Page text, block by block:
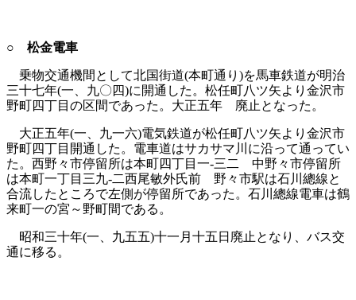
○ 松金電車
乗物交通機間として北国街道(本町通り)を馬車鉄道が明治
三十七年(一、九〇四)に開通した。松任町八ツ矢より金沢市
野町四丁目の区間であった。大正五年 廃止となった。
大正五年(一、九一六)電気鉄道が松任町八ツ矢より金沢市
野町四丁目開通した。電車道はサカサマ川に沿って通ってい
た。西野々市停留所は本町四丁目一‐三二 中野々市停留所
は本町一丁目三九‐二西尾敏外氏前 野々市駅は石川總線と
合流したところで左側が停留所であった。石川總線電車は鶴
来町一の宮～野町間である。
昭和三十年(一、九五五)十一月十五日廃止となり、バス交
通に移る。